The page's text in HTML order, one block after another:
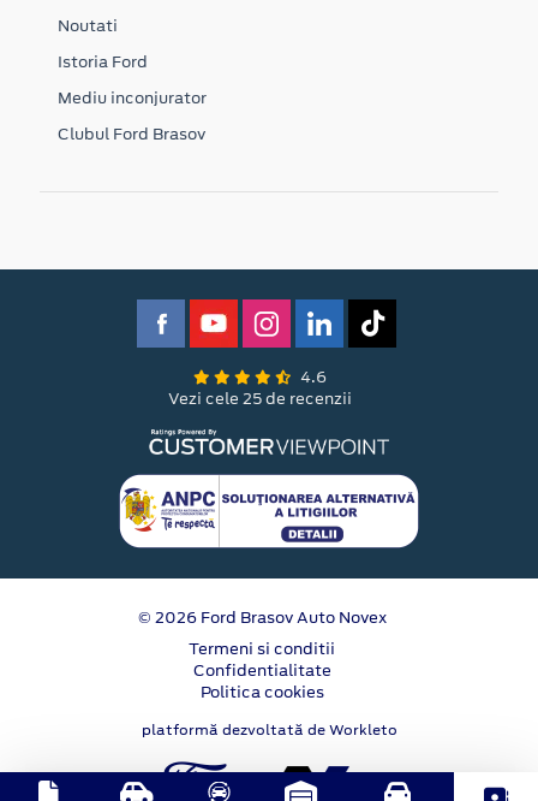
Noutati
Istoria Ford
Mediu inconjurator
Clubul Ford Brasov
4.6
Vezi cele 25 de recenzii
© 2026 Ford Brasov Auto Novex
Termeni si conditii
Confidentialitate
Politica cookies
platformă dezvoltată de Workleto